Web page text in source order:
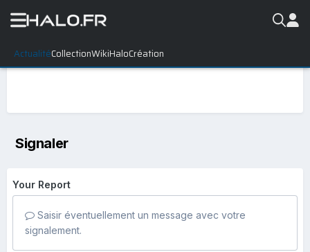
ActualitéCollectionWikiHaloCréation
Signaler
Your Report
Saisir éventuellement un message avec votre
signalement.